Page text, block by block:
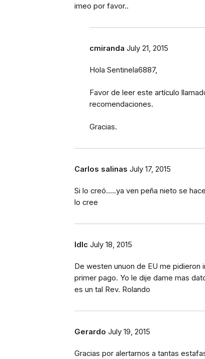
imeo por favor..
cmiranda July 21, 2015
Hola Sentinela6887,
Favor de leer este artículo
recomendaciones.
Gracias.
Carlos salinas July 17, 2015
Si lo creó.....ya ven peña nieto se
lo cree
ldlc July 18, 2015
De westen unuon de EU me
primer pago. Yo le dije dame mas
es un tal Rev. Rolando
Gerardo July 19, 2015
Gracias por alertarnos a tantas